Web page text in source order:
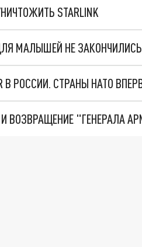
STARLINK
МАЛЫШЕЙ НЕ ЗАКОНЧИЛИСЬ